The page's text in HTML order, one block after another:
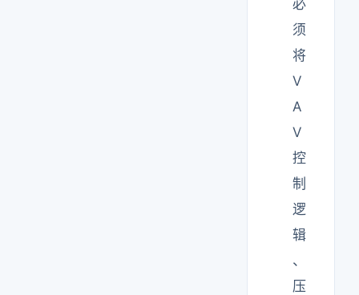
必
须
将
V
A
V
控
制
逻
辑
、
压